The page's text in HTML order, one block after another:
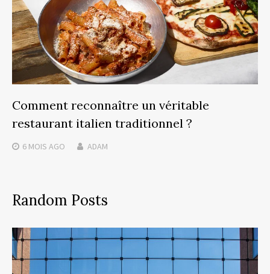
Comment reconnaître un véritable
restaurant italien traditionnel ?
6 MOIS AGO ADAM
Random Posts